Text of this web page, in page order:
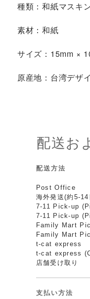
種類：和紙マスキ
素材：和紙
サイズ：15mm ×
原産地：台湾デザ
配送お
配送方法
Post Office
海外発送(約5-14
7-11 Pick-up
7-11 Pick-up
Family Mart
Family Mart
t-cat express
t-cat express
店舗受け取り
支払い方法